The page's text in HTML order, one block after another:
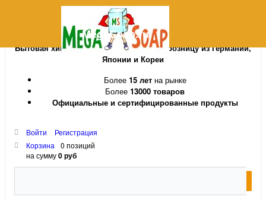
MegaSoap.ru
Бытовая химия и косметика оптом и в розницу из Германии,
Японии и Кореи
Более 15 летна рынке
Более 13000 товаров
Официальные и сертифицированные продукты
Войти
Регистрация
Корзина
0 позиций
на сумму0 руб